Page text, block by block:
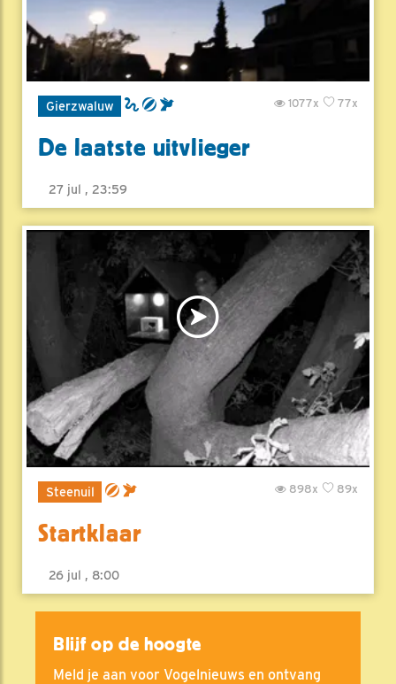
Gierzwaluw 77x
1077x
De laatste uitvlieger
27 jul , 23:59
Steenuil 89x
898x
Startklaar
26 jul , 8:00
Blijf op de hoogte
Meld je aan voor Vogelnieuws en ontvang